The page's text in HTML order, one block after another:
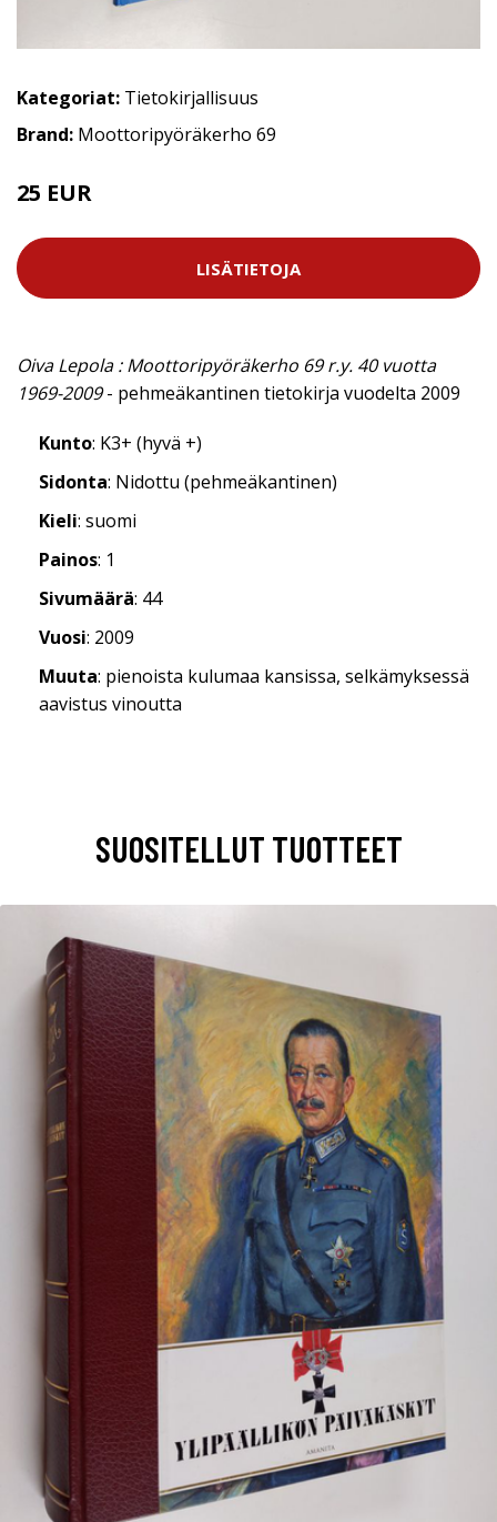
Kategoriat: Tietokirjallisuus
Brand: Moottoripyöräkerho 69
25 EUR
LISÄTIETOJA
Oiva Lepola : Moottoripyöräkerho 69 r.y. 40 vuotta
1969-2009- pehmeäkantinen tietokirja vuodelta 2009
Kunto: K3+ (hyvä +)
Sidonta: Nidottu (pehmeäkantinen)
Kieli: suomi
Painos: 1
Sivumäärä: 44
Vuosi: 2009
Muuta: pienoista kulumaa kansissa, selkämyksessä
aavistus vinoutta
SUOSITELLUT TUOTTEET